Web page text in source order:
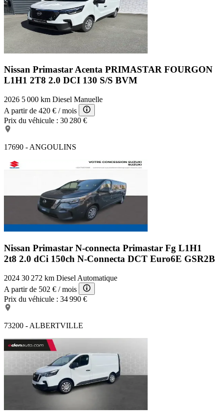
Nissan Primastar Acenta PRIMASTAR FOURGON
L1H1 2T8 2.0 DCI 130 S/S BVM
2026 5 000 km Diesel Manuelle
A partir de 420 € / mois
Prix du véhicule : 30 280 €
17690 - ANGOULINS
Nissan Primastar N-connecta Primastar Fg L1H1
2t8 2.0 dCi 150ch N-Connecta DCT Euro6E GSR2B
2024 30 272 km Diesel Automatique
A partir de 502 € / mois
Prix du véhicule : 34 990 €
73200 - ALBERTVILLE